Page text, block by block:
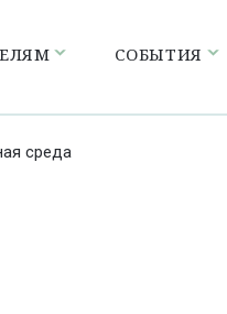
СОБЫТИЯ
среда